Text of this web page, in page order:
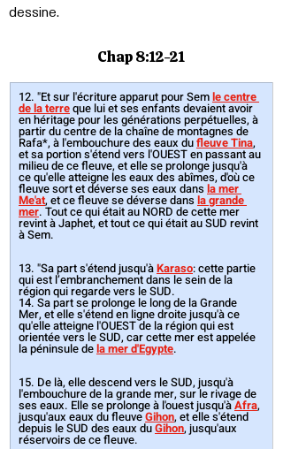
dessine.
Chap 8:12-21
12. "Et sur l'écriture apparut pour Sem le centre
de la terreque lui et ses enfants devaient avoir
en héritage pour les générations perpétuelles, à
partir du centre de la chaîne de montagnes de
Rafa*, à l'embouchure des eaux du fleuve Tina,
et sa portion s'étend vers l'OUEST en passant au
milieu de ce fleuve, et elle se prolonge jusqu'à
ce qu'elle atteigne les eaux des abîmes, d'où ce
fleuve sort et déverse ses eaux dans la mer
Me'at, et ce fleuve se déverse dans la grande
mer. Tout ce qui était au NORD de cette mer
revint à Japhet, et tout ce qui était au SUD revint
à Sem.
13. "Sa part s'étend jusqu'à Karaso: cette partie
qui est l’embranchement dans le sein de la
région qui regarde vers le SUD.
14. Sa part se prolonge le long de la Grande
Mer, et elle s'étend en ligne droite jusqu'à ce
qu'elle atteigne l'OUEST de la région qui est
orientée vers le SUD, car cette mer est appelée
la péninsule de la mer d'Egypte.
15. De là, elle descend vers le SUD, jusqu'à
l'embouchure de la grande mer, sur le rivage de
ses eaux. Elle se prolonge à l'ouest jusqu'à Afra,
jusqu'aux eaux du fleuve Gihon, et elle s'étend
depuis le SUD des eaux du Gihon, jusqu'aux
réservoirs de ce fleuve.